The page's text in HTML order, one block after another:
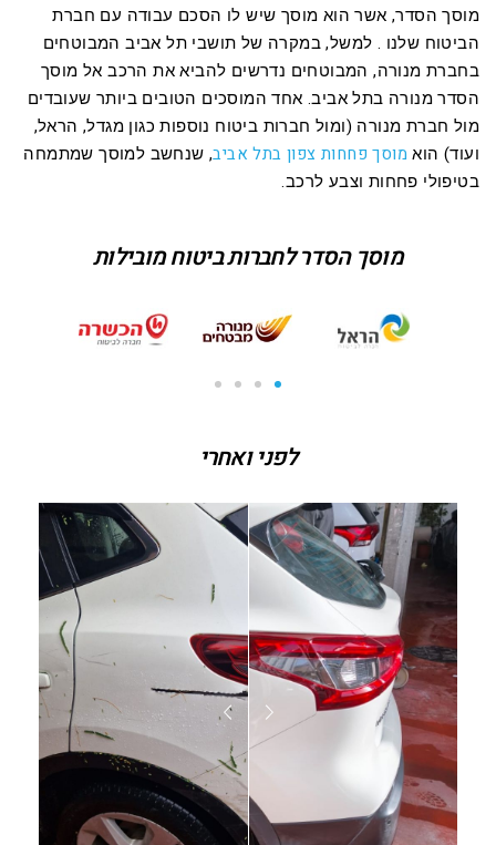
מוסך הסדר, אשר הוא מוסך שיש לו הסכם עבודה עם חברת
הביטוח שלנו . למשל, במקרה של תושבי תל אביב המבוטחים
בחברת מנורה, המבוטחים נדרשים להביא את הרכב אל מוסך
הסדר מנורה בתל אביב. אחד המוסכים הטובים ביותר שעובדים
מול חברת מנורה (ומול חברות ביטוח נוספות כגון מגדל, הראל,
ועוד) הוא מוסך פחחות צפון בתל אביב, שנחשב למוסך שמתמחה
בטיפולי פחחות וצבע לרכב.
מוסך הסדר לחברות ביטוח מובילות
לפני ואחרי